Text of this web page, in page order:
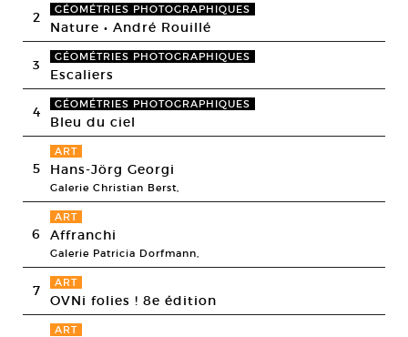
2 GÉOMÉTRIES PHOTOGRAPHIQUES
Nature • André Rouillé
3 GÉOMÉTRIES PHOTOGRAPHIQUES
Escaliers
4 GÉOMÉTRIES PHOTOGRAPHIQUES
Bleu du ciel
5
ART
Hans-Jörg Georgi
Galerie Christian Berst,
6
ART
Affranchi
Galerie Patricia Dorfmann,
7 ART
OVNi folies ! 8e édition
ART